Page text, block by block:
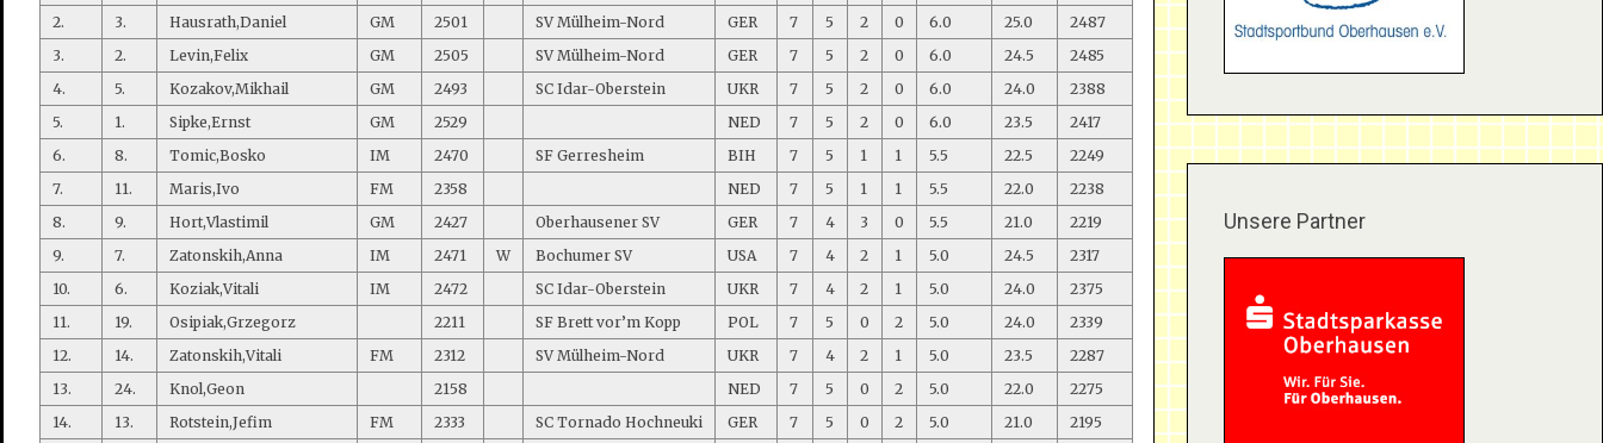
2.
3. Hausrath,Daniel GM 2501 SV Mülheim-Nord GER 7 5 2 0 6.0 25.0
2487
3.
2. Levin,Felix GM 2505 SV Mülheim-Nord GER 7 5 2 0 6.0 24.5
2485
4.
5. Kozakov,Mikhail GM 2493 SC Idar-Oberstein UKR 7 5 2 0 6.0 24.0
2388
5.
1. Sipke,Ernst GM 2529 NED 7 5 2 0 6.0 23.5
2417
6.
8. Tomic,Bosko IM 2470 SF Gerresheim BIH 7 5 1 1 5.5 22.5
2249
7.
11. Maris,Ivo FM 2358 NED 7 5 1 1 5.5 22.0
2238
8.
9. Hort,Vlastimil GM 2427 Oberhausener SV GER 7 4 3 0 5.5 21.0
2219
9.
7. Zatonskih,Anna IM 2471 W Bochumer SV USA 7 4 2 1 5.0 24.5
2317
10.
6. Koziak,Vitali IM 2472 SC Idar-Oberstein UKR 7 4 2 1 5.0 24.0
2375
11.
19. Osipiak,Grzegorz 2211 SF Brett vor’m Kopp POL 7 5 0 2 5.0 24.0
2339
12.
14. Zatonskih,Vitali FM 2312 SV Mülheim-Nord UKR 7 4 2 1 5.0 23.5
2287
13.
24. Knol,Geon 2158 NED 7 5 0 2 5.0 22.0
2275
14.
13. Rotstein,Jefim FM 2333 SC Tornado Hochneuki GER 7 5 0 2 5.0 21.0
2195
Unsere Partner